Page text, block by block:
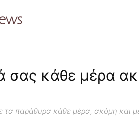
σας κάθε μέρα
τα παράθυρα κάθε μέρα, ακόμη